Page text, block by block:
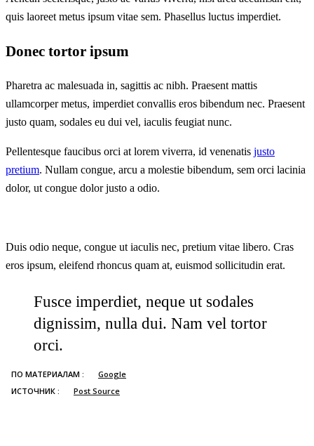
quis laoreet metus ipsum vitae sem. Phasellus luctus imperdiet.
Donec tortor ipsum
Pharetra ac malesuada in, sagittis ac nibh. Praesent mattis
ullamcorper metus, imperdiet convallis eros bibendum nec. Praesent
justo quam, sodales eu dui vel, iaculis feugiat nunc.
Pellentesque faucibus orci at lorem viverra, id venenatis justo
pretium. Nullam congue, arcu a molestie bibendum, sem orci lacinia
dolor, ut congue dolor justo a odio.
Duis odio neque, congue ut iaculis nec, pretium vitae libero. Cras
eros ipsum, eleifend rhoncus quam at, euismod sollicitudin erat.
Fusce imperdiet, neque ut sodales
dignissim, nulla dui. Nam vel tortor
orci.
ПО МАТЕРИАЛАМ :
Google
ИСТОЧНИК :
Post Source